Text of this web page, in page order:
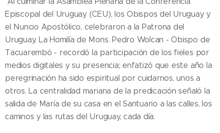
Episcopal del Uruguay (CEU), los Obispos del Uruguay y
el Nuncio Apostólico, celebraron a la Patrona del
Uruguay. La Homilía de Mons. Pedro Wolcan - Obispo de
Tacuarembó - recordó la participación de los fieles por
medios digitales y su presencia; enfatizó que este año la
peregrinación ha sido espiritual por cuidarnos, unos a
otros. La centralidad mariana de la predicación señaló la
salida de María de su casa en el Santuario a las calles, los
caminos y las rutas del Uruguay, cada día.